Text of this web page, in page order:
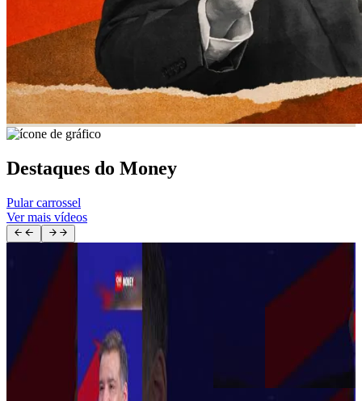
Destaques do Money
Pular carrossel
Ver mais vídeos